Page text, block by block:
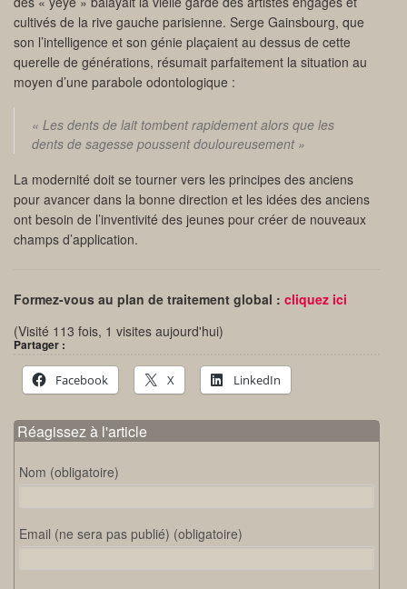
cultivés de la rive gauche parisienne. Serge Gainsbourg, que
son l’intelligence et son génie plaçaient au dessus de cette
querelle de générations, résumait parfaitement la situation au
moyen d’une parabole odontologique :
« Les dents de lait tombent rapidement alors que les
dents de sagesse poussent douloureusement »
La modernité doit se tourner vers les principes des anciens
pour avancer dans la bonne direction et les idées des anciens
ont besoin de l’inventivité des jeunes pour créer de nouveaux
champs d’application.
Formez-vous au plan de traitement global : cliquez ici
(Visité 113 fois, 1 visites aujourd'hui)
Partager :
Facebook X LinkedIn
Réagissez à l'article
Nom (obligatoire)
Email (ne sera pas publié) (obligatoire)